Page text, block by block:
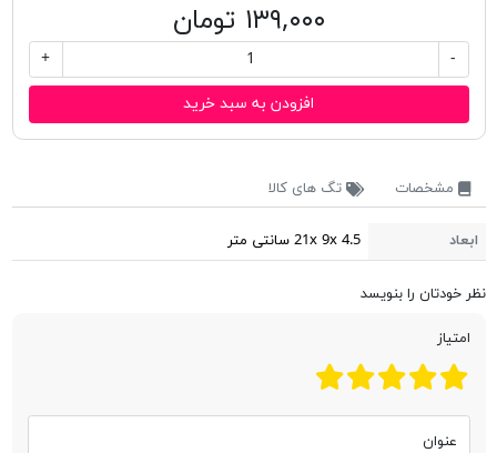
۱۳۹,۰۰۰ تومان
-
+
افزودن به سبد خرید
مشخصات تگ های کالا
ابعاد 21x 9x 4.5 سانتی متر
نظر خودتان را بنویسد
امتیاز
عنوان